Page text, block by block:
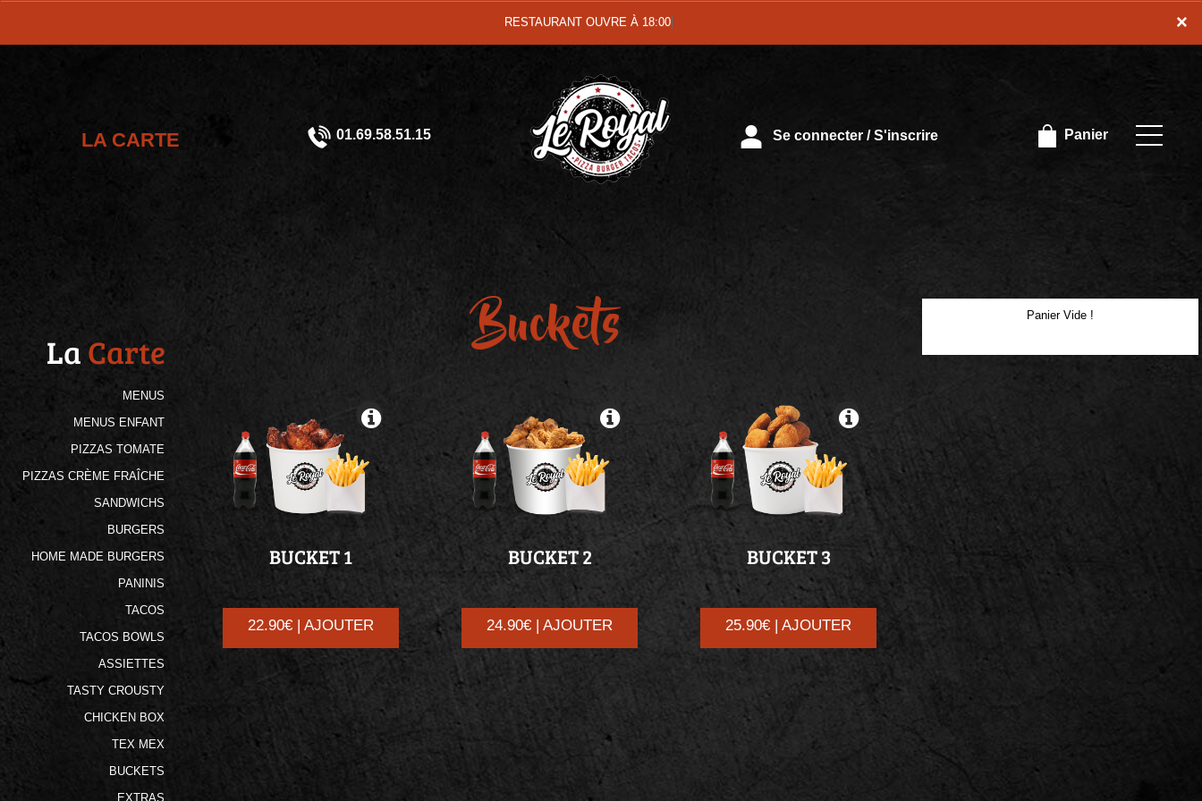
×
RESTAURANT OUVRE À 18:00
LA CARTE 01.69.58.51.15 Se connecter / S'inscrire Panier
×
LaCarte
MENUS
MENUS ENFANT
PIZZAS TOMATE
PIZZAS CRÈME FRAÎCHE
SANDWICHS
BURGERS
HOME MADE BURGERS
PANINIS
TACOS
TACOS BOWLS
ASSIETTES
TASTY CROUSTY
CHICKEN BOX
TEX MEX
BUCKETS
EXTRAS
Buckets
BUCKET1
22.90€ | AJOUTER
BUCKET2
24.90€ | AJOUTER
BUCKET3
25.90€ | AJOUTER
Panier Vide !